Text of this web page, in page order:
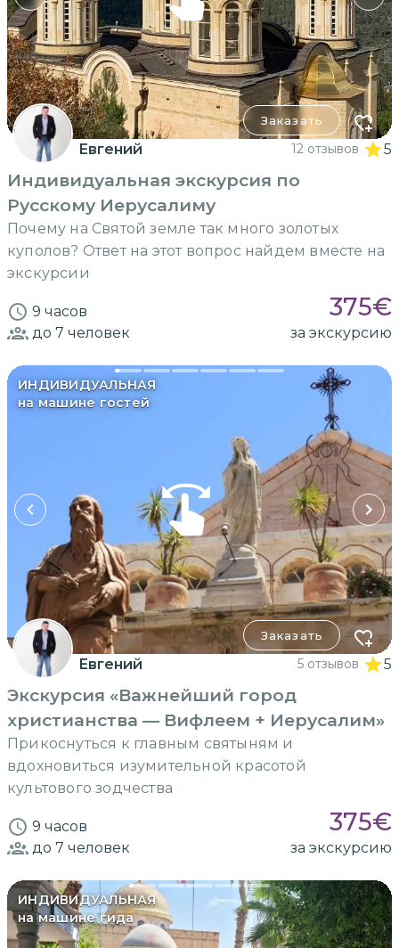
Заказать
Евгений 12 отзывов 5
Индивидуальная экскурсия по
Русскому Иерусалиму
Почему на Святой земле так много золотых
куполов? Ответ на этот вопрос найдем вместе на
экскурсии
9 часов 375€
до 7 человек за экскурсию
ИНДИВИДУАЛЬНАЯ
на машине гостей
Заказать
Евгений 5 отзывов 5
Экскурсия «Важнейший город
христианства — Вифлеем + Иерусалим»
Прикоснуться к главным святыням и
вдохновиться изумительной красотой
культового зодчества
9 часов 375€
до 7 человек за экскурсию
ИНДИВИДУАЛЬНАЯ
на машине гида